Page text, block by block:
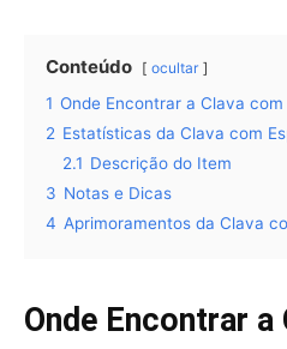
Conteúdo ocultar
1 Onde Encontrar a Clava com
2 Estatísticas da Clava com
2.1 Descrição do Item
3 Notas e Dicas
4 Aprimoramentos da Clava
Onde Encontrar a